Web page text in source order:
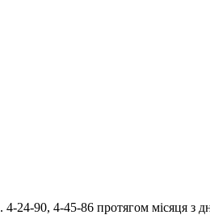
24-90, 4-45-86 протягом місяця з